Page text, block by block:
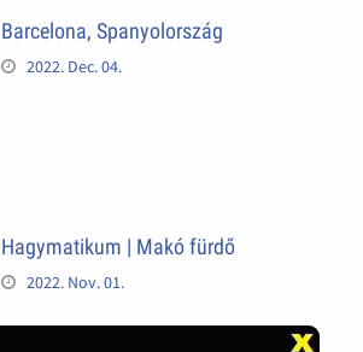
Barcelona, Spanyolország
2022. Dec. 04.
Hagymatikum | Makó fürdő
2022. Nov. 01.